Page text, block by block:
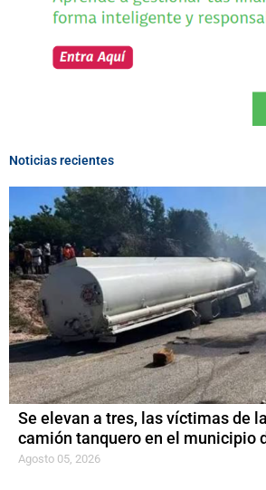
Noticias recientes
Se elevan a tres, las víctimas de
camión tanquero en el municipio
Agosto 05, 2026